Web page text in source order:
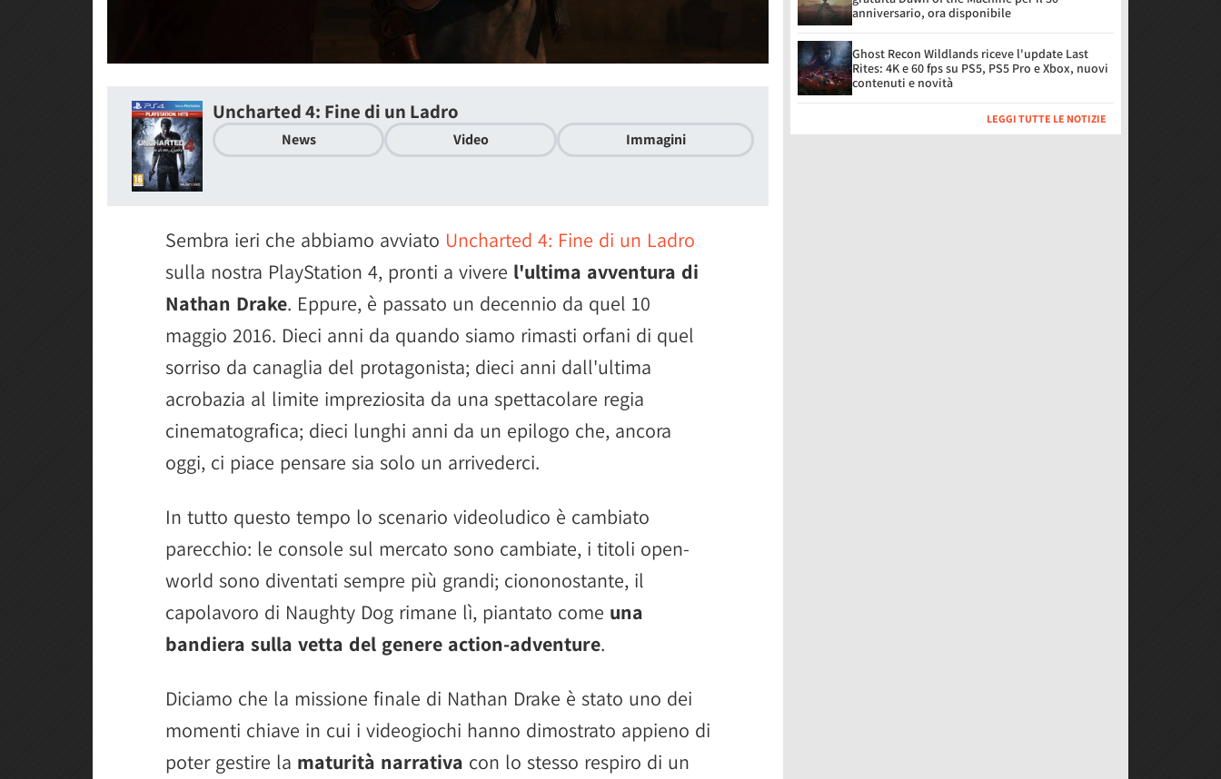
Uncharted 4: Fine di un Ladro
News Video Immagini
Sembra ieri che abbiamo avviato Uncharted 4: Fine di un Ladro
sulla nostra PlayStation 4, pronti a vivere l'ultima avventura di
Nathan Drake. Eppure, è passato un decennio da quel 10
maggio 2016. Dieci anni da quando siamo rimasti orfani di quel
sorriso da canaglia del protagonista; dieci anni dall'ultima
acrobazia al limite impreziosita da una spettacolare regia
cinematografica; dieci lunghi anni da un epilogo che, ancora
oggi, ci piace pensare sia solo un arrivederci.
In tutto questo tempo lo scenario videoludico è cambiato
parecchio: le console sul mercato sono cambiate, i titoli open-
world sono diventati sempre più grandi; ciononostante, il
capolavoro di Naughty Dog rimane lì, piantato come una
bandiera sulla vetta del genere action-adventure.
Diciamo che la missione finale di Nathan Drake è stato uno dei
momenti chiave in cui i videogiochi hanno dimostrato appieno di
poter gestire la maturità narrativa con lo stesso respiro di un
anniversario, ora disponibile
Ghost Recon Wildlands riceve l'update Last
Rites: 4K e 60 fps su PS5, PS5 Pro e Xbox, nuovi
contenuti e novità
LEGGI TUTTE LE NOTIZIE